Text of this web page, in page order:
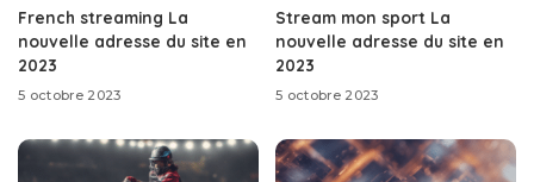
French streaming La
nouvelle adresse du site en
2023
5 octobre 2023
Stream mon sport La
nouvelle adresse du site en
2023
5 octobre 2023